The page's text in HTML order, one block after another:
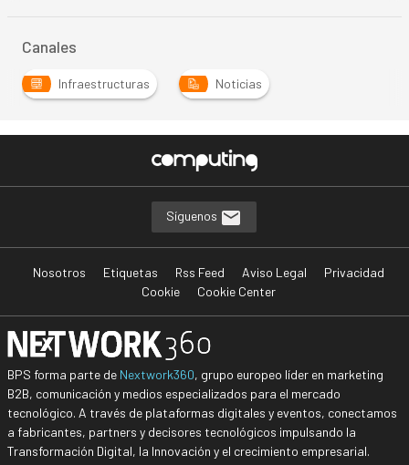
Canales
Infraestructuras Noticias
Síguenos
Nosotros Etiquetas Rss Feed Aviso Legal
Privacidad
Cookie
Cookie Center
BPS forma parte de Nextwork360, grupo europeo líder en marketing
B2B, comunicación y medios especializados para el mercado
tecnológico. A través de plataformas digitales y eventos, conectamos
a fabricantes, partners y decisores tecnológicos impulsando la
Transformación Digital, la Innovación y el crecimiento empresarial.